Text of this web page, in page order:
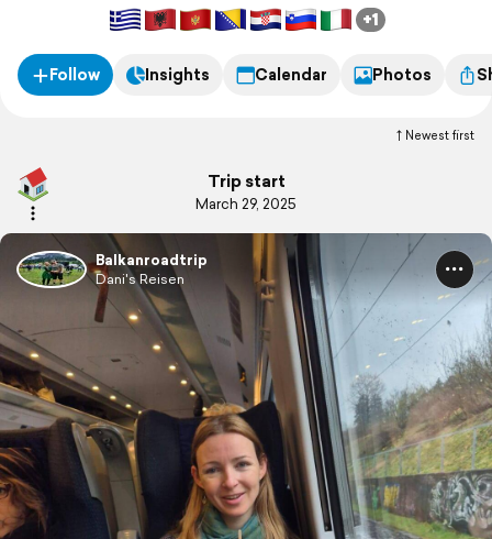
+1
Follow Insights Calendar Photos
Newest first
Trip start
March 29, 2025
Balkanroadtrip
Dani's Reisen